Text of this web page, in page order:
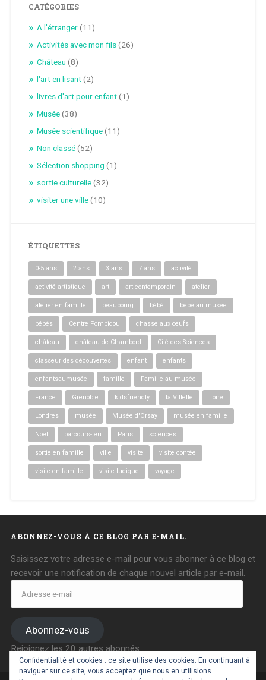
CATÉGORIES
A l'étranger(11)
Activités avec mon fils(26)
Château (8)
l'art en lisant(2)
livres d'art pour enfant(1)
Musée(38)
Musée scientifique(11)
Non classé(52)
Sélection shopping (1)
sortie culturelle(32)
visiter une ville(10)
ÉTIQUETTES
0-5 ans 2 ans 3 ans 7 ans activité
activité artistique art art contemporain atelier
atelier en famille beaubourg bébé bébé au musée
bébés Centre Pompidou chasse aux oeufs
château château de Chambord Cité des Sciences
classeur des découvertes enfant enfants
enfantsaumusée famille Famille au musée
France Grenoble kidsfriendly la Villette Loire
Londres musée Musée d'Orsay musée en famille
Noël parcours-jeu Paris sciences
sortie en famille ville visite visite contée
visite en famille visite ludique voyage
ABONNEZ-VOUS À CE BLOG PAR E-MAIL.
Saisissez votre adresse e-mail pour vous abonner à ce blog et
recevoir une notification de chaque nouvel article par e-mail.
Adresse
Abonnez-vous
Rejoignez les 20 autres abonnés
Confidentialité et cookies : ce site utilise des cookies. En continuant à
naviguer sur ce site, vous acceptez que nous en utilisions.